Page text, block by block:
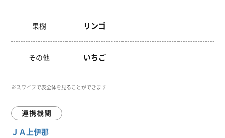
果樹 リンゴ
その他 いちご
連携機関
ＪＡ上伊那